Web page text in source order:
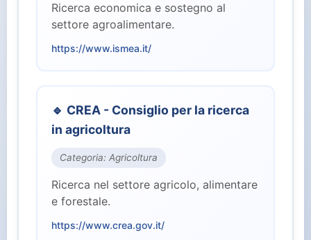
🏛️ Istituzioni Centrali (10)
🎓 Istruzione e Ricerca (7)
🏥 Salute (4)
Ricerca economica e sostegno al
settore agroalimentare.
https://www.ismea.it/
🔹 CREA - Consiglio per la ricerca
in agricoltura
Categoria: Agricoltura
Ricerca nel settore agricolo, alimentare
e forestale.
https://www.crea.gov.it/